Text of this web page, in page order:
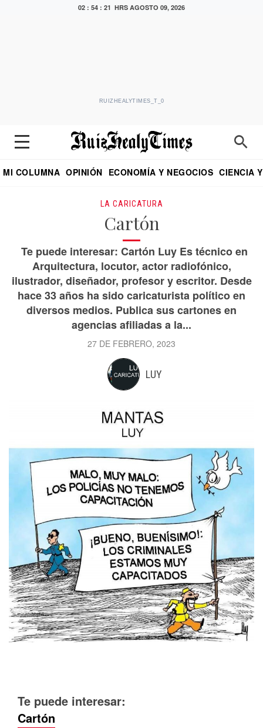
02 : 54 : 21 HRS AGOSTO 09, 2026
RUIZHEALYTIMES_T_0
MI COLUMNA OPINIÓN ECONOMÍA Y NEGOCIOS CIENCIA
LA CARICATURA
Cartón
Te puede interesar: Cartón Luy Es técnico en
Arquitectura, locutor, actor radiofónico,
ilustrador, diseñador, profesor y escritor. Desde
hace 33 años ha sido caricaturista político en
diversos medios. Publica sus cartones en
agencias afiliadas a la...
27 DE FEBRERO, 2023
LUY
Te puede interesar:
Cartón